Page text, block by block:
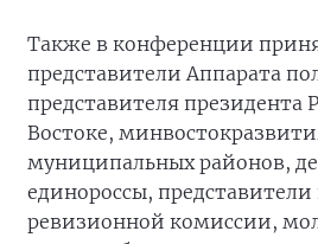
Также в конференции
представители Аппарата
представителя президента
Востоке,
муниципальных районов,
единороссы,
ревизионной комиссии,